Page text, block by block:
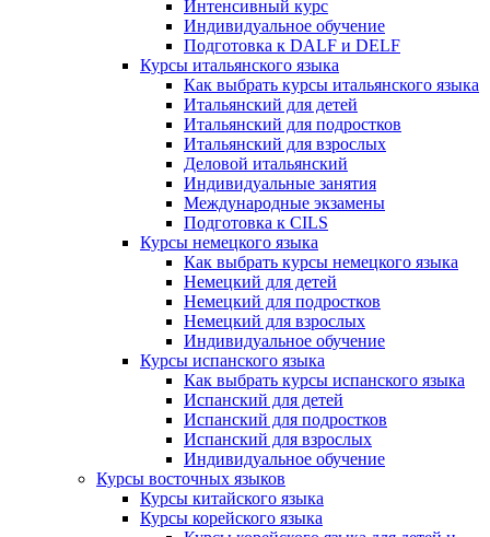
Интенсивный курс
Индивидуальное обучение
Подготовка к DALF и DELF
Курсы итальянского языка
Как выбрать курсы итальянского языка
Итальянский для детей
Итальянский для подростков
Итальянский для взрослых
Деловой итальянский
Индивидуальные занятия
Международные экзамены
Подготовка к CILS
Курсы немецкого языка
Как выбрать курсы немецкого языка
Немецкий для детей
Немецкий для подростков
Немецкий для взрослых
Индивидуальное обучение
Курсы испанского языка
Как выбрать курсы испанского языка
Испанский для детей
Испанский для подростков
Испанский для взрослых
Индивидуальное обучение
Курсы восточных языков
Курсы китайского языка
Курсы корейского языка